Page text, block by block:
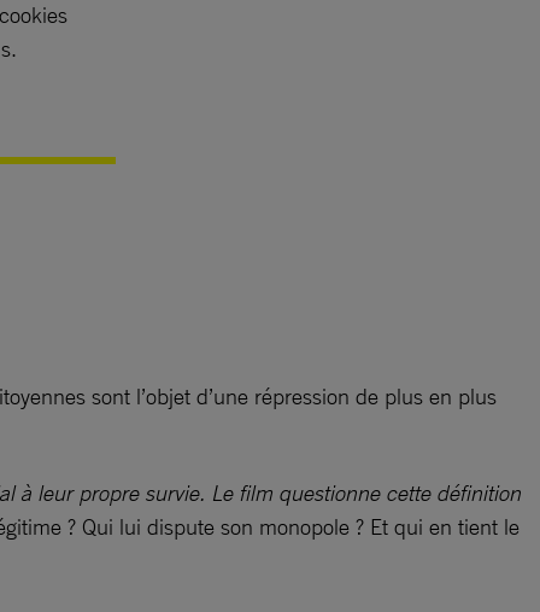
sont l’objet d’une répression de plus en plus
à leur propre survie. Le film questionne cette définition
? Qui lui dispute son monopole ? Et qui en tient le